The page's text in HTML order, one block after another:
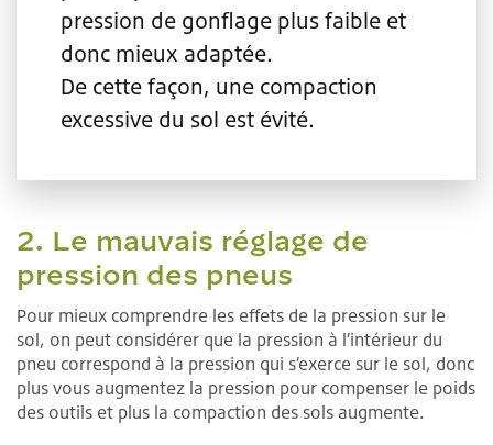
pression de gonflage plus faible et
donc mieux adaptée.
De cette façon, une compaction
excessive du sol est évité.
2. Le mauvais réglage de
pression des pneus
Pour mieux comprendre les effets de la pression sur le
sol, on peut considérer que la pression à l’intérieur du
pneu correspond à la pression qui s’exerce sur le sol, donc
plus vous augmentez la pression pour compenser le poids
des outils et plus la compaction des sols augmente.